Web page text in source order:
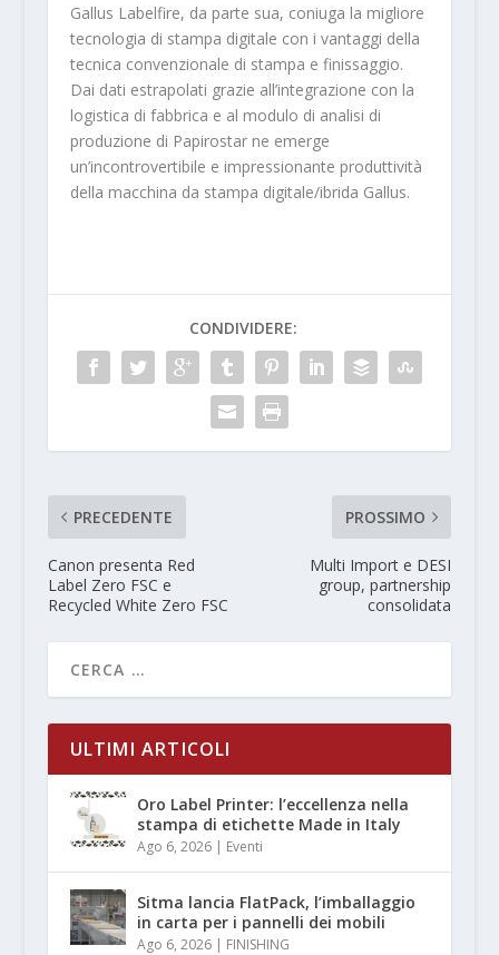
Gallus Labelfire, da parte sua, coniuga la migliore
tecnologia di stampa digitale con i vantaggi della
tecnica convenzionale di stampa e finissaggio.
Dai dati estrapolati grazie all’integrazione con la
logistica di fabbrica e al modulo di analisi di
produzione di Papirostar ne emerge
un’incontrovertibile e impressionante produttività
della macchina da stampa digitale/ibrida Gallus.
CONDIVIDERE:
PRECEDENTE
Canon presenta Red
Label Zero FSC e
Recycled White Zero FSC
PROSSIMO
Multi Import e DESI
group, partnership
consolidata
ULTIMI ARTICOLI
Oro Label Printer: l’eccellenza nella
stampa di etichette Made in Italy
Ago 6, 2026| Eventi
Sitma lancia FlatPack, l’imballaggio
in carta per i pannelli dei mobili
Ago 6, 2026| FINISHING